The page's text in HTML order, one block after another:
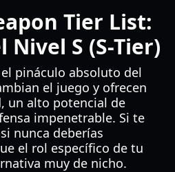
Tier List:
Nivel S (S-Tier)
pináculo absoluto del
el juego y ofrecen
un alto potencial de
impenetrable. Si te
nunca deberías
el rol específico de tu
muy de nicho.